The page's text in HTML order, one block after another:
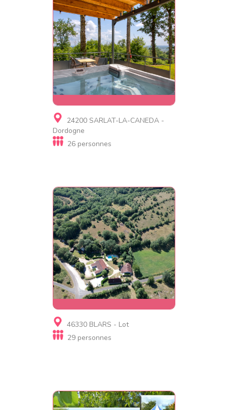
Gite, Village de gites, Gite
de luxe, Gite insolite
Village de Cabanes SPA du
Pech Éternel
24200 SARLAT-LA-CANEDA -
Dordogne
26 personnes
Gite, Village de gites
Le Mas des 3 Anes
46330 BLARS - Lot
29 personnes